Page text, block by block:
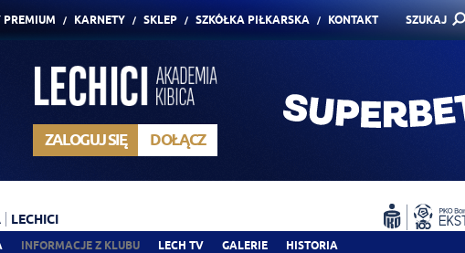
PREMIUM KARNETY SKLEP SZKÓŁKA PIŁKARSKA KONTAKT SZUKAJ
ZALOGUJ SIĘ DOŁĄCZ
INFORMACJE Z KLUBU LECH TV GALERIE HISTORIA
LECHICI